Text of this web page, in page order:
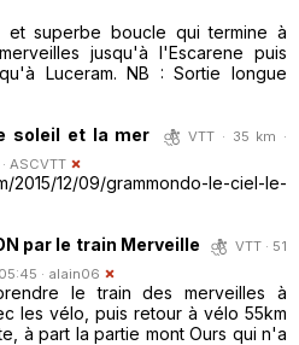
et superbe boucle qui termine à
jusqu'à l'Escarene puis
Luceram. NB : Sortie longue
soleil et la mer
VTT · 35 km ·
ASCVTT
12/09/grammondo-le-ciel-le-
par le train Merveille
VTT · 51
· alain06
le train des merveilles à
les vélo, puis retour à vélo 55km
à part la partie mont Ours qui n'a